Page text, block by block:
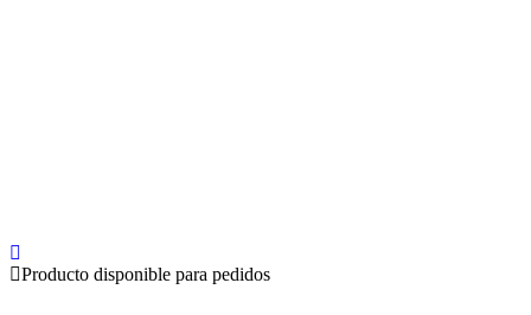
Producto disponible para pedidos